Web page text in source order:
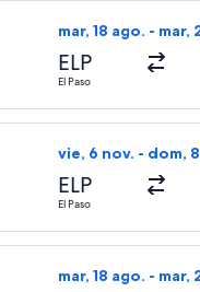
mar, 18 ago. - mar,
ELP
El Paso
Seleccionar vuelo
vie, 6 nov. - dom,
ELP
El Paso
Seleccionar vuelo
mar, 18 ago. - mar,
Seleccionar vuelo